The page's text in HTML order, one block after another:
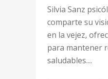
Silvia Sanz
comparte su
en la vejez,
para mantener
saludables....